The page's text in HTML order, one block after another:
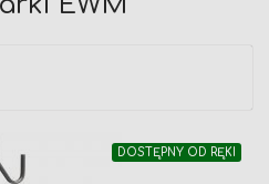
DOSTĘPNY OD RĘKI